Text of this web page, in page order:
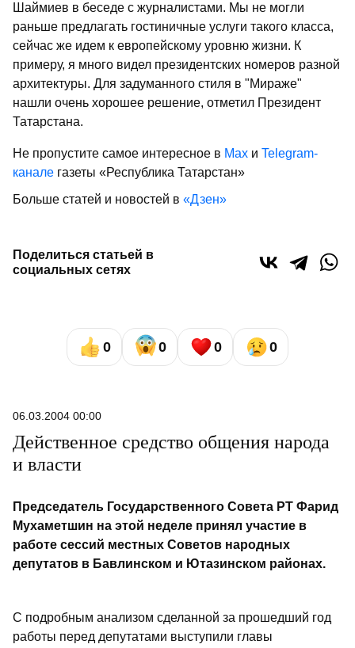
Шаймиев в беседе с журналистами. Мы не могли
раньше предлагать гостиничные услуги такого класса,
сейчас же идем к европейскому уровню жизни. К
примеру, я много видел президентских номеров разной
архитектуры. Для задуманного стиля в "Мираже"
нашли очень хорошее решение, отметил Президент
Татарстана.
Не пропустите самое интересное в Max и Telegram-
канале газеты «Республика Татарстан»
Больше статей и новостей в «Дзен»
Поделиться статьей в
социальных сетях
0 0 0 0
06.03.2004 00:00
Действенное средство общения народа
и власти
Председатель Государственного Совета РТ Фарид
Мухаметшин на этой неделе принял участие в
работе сессий местных Советов народных
депутатов в Бавлинском и Ютазинском районах.
С подробным анализом сделанной за прошедший год
работы перед депутатами выступили главы